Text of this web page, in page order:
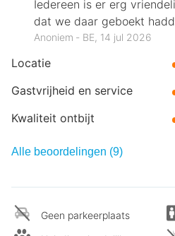
Locatie
Gastvrijheid en service
Kwaliteit ontbijt
Iedereen is er erg
dat we daar geboekt
zeker terug.
Anoniem ‐ BE, 14 jul 2026
Alle beoordelingen (9)
Geen parkeerplaats